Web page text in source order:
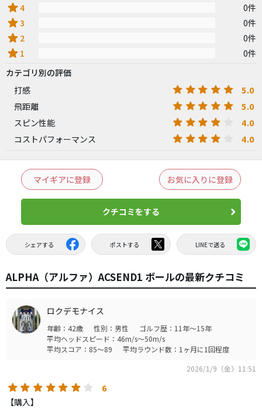
star4 0件
star3 0件
star 2 0件
star 1
0件
カテゴリ別の評価
打感
5.0
飛距離 5.0
スピン性能 4.0
コストパフォーマンス 4.0
マイギアに登録 お気に入りに登録
クチコミをする
シェアする ポストする LINEで送る
ALPHA（アルファ）ACSEND1 ボールの最新クチコミ
ロクデモナイス
年齢：42歳 性別：男性
ゴルフ歴：11年～15年
平均ヘッドスピード：46m/s～50m/s
平均スコア：85～89
平均ラウンド数：1ヶ月に1回程度
2026/1/9（金）11:51
6
【購入】